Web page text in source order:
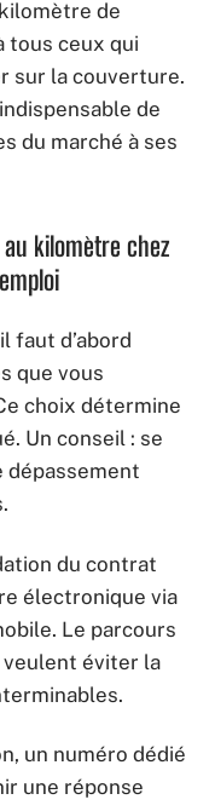
de
tous ceux qui
sur la couverture.
de
du marché à ses
kilomètre chez
faut d’abord
que vous
choix détermine
Un conseil : se
dépassement
du contrat
électronique via
Le parcours
veulent éviter la
un numéro dédié
une réponse